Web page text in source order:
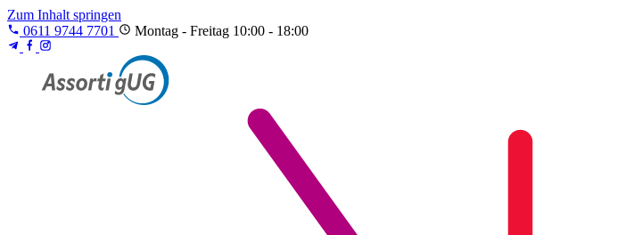
Zum Inhalt springen
0611 9744 7701
Montag - Freitag 10:00 - 18:00